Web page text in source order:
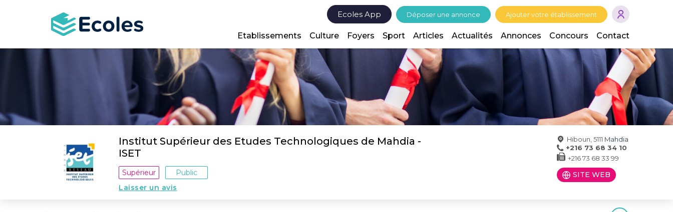
Ecoles App Déposer une annonce Ajouter votre établissement
Etablissements Culture Foyers Sport Articles Actualités Annonces Concours Contact
Institut Supérieur des Etudes Technologiques de Mahdia -
ISET
Supérieur
Public
Laisser un avis
Hiboun, 5111 Mahdia
+216 73 68 34 10
+216 73 68 33 99
SITE WEB